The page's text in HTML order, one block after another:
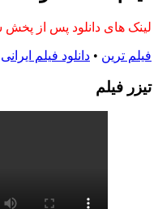
لینک های دانلود پس از
فیلم ترین • دانلود فیلم ایرانی
تيزر فيلم